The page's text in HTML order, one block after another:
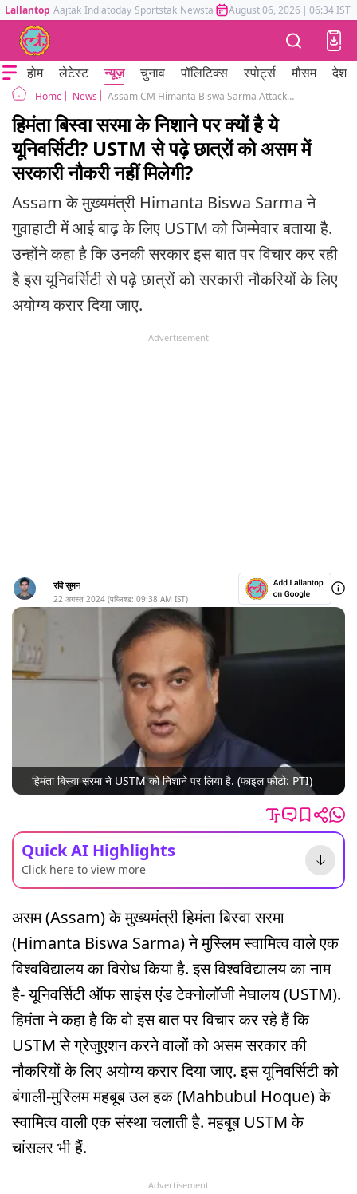
Lallantop Aajtak Indiatoday Sportstak Newstak Mumbai Tak Astrotak
August 06, 2026 | 06:34 IST
होम लेटेस्ट न्यूज़ चुनाव पॉलिटिक्स स्पोर्ट्स मौसम देश
Home News Assam CM Himanta Biswa Sarma Attacks on Muslim Owned University USTM Mahbubul Hoque
हिमंता बिस्वा सरमा के निशाने पर क्यों है ये
यूनिवर्सिटी? USTM से पढ़े छात्रों को असम में
सरकारी नौकरी नहीं मिलेगी?
Assam के मुख्यमंत्री Himanta Biswa Sarma ने
गुवाहाटी में आई बाढ़ के लिए USTM को जिम्मेवार बताया है.
उन्होंने कहा है कि उनकी सरकार इस बात पर विचार कर रही
है इस यूनिवर्सिटी से पढ़े छात्रों को सरकारी नौकरियों के लिए
अयोग्य करार दिया जाए.
Advertisement
रवि सुमन
22 अगस्त 2024 (पब्लिश्ड: 09:38 AM IST)
हिमंता बिस्वा सरमा ने USTM को निशाने पर लिया है. (फाइल फोटो: PTI)
Quick AI Highlights
Click here to view more
असम (Assam) के मुख्यमंत्री हिमंता बिस्वा सरमा
(Himanta Biswa Sarma) ने मुस्लिम स्वामित्व वाले एक
विश्वविद्यालय का विरोध किया है. इस विश्वविद्यालय का नाम
है- यूनिवर्सिटी ऑफ साइंस एंड टेक्नोलॉजी मेघालय (USTM).
हिमंता ने कहा है कि वो इस बात पर विचार कर रहे हैं कि
USTM से ग्रेजुएशन करने वालों को असम सरकार की
नौकरियों के लिए अयोग्य करार दिया जाए. इस यूनिवर्सिटी को
बंगाली-मुस्लिम महबूब उल हक (Mahbubul Hoque) के
स्वामित्व वाली एक संस्था चलाती है. महबूब USTM के
चांसलर भी हैं.
Advertisement